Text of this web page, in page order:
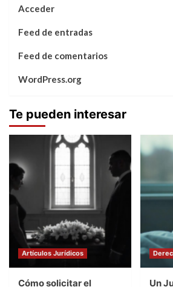
Acceder
Feed de entradas
Feed de comentarios
WordPress.org
Te pueden interesar
Artículos Jurídicos
Cómo solicitar el
Un